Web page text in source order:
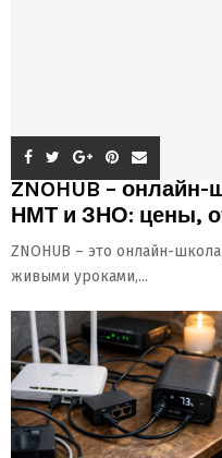
ZNOHUB –
НМТ и ЗНО: цены,
ZNOHUB – это онлайн-
живыми уроками,...